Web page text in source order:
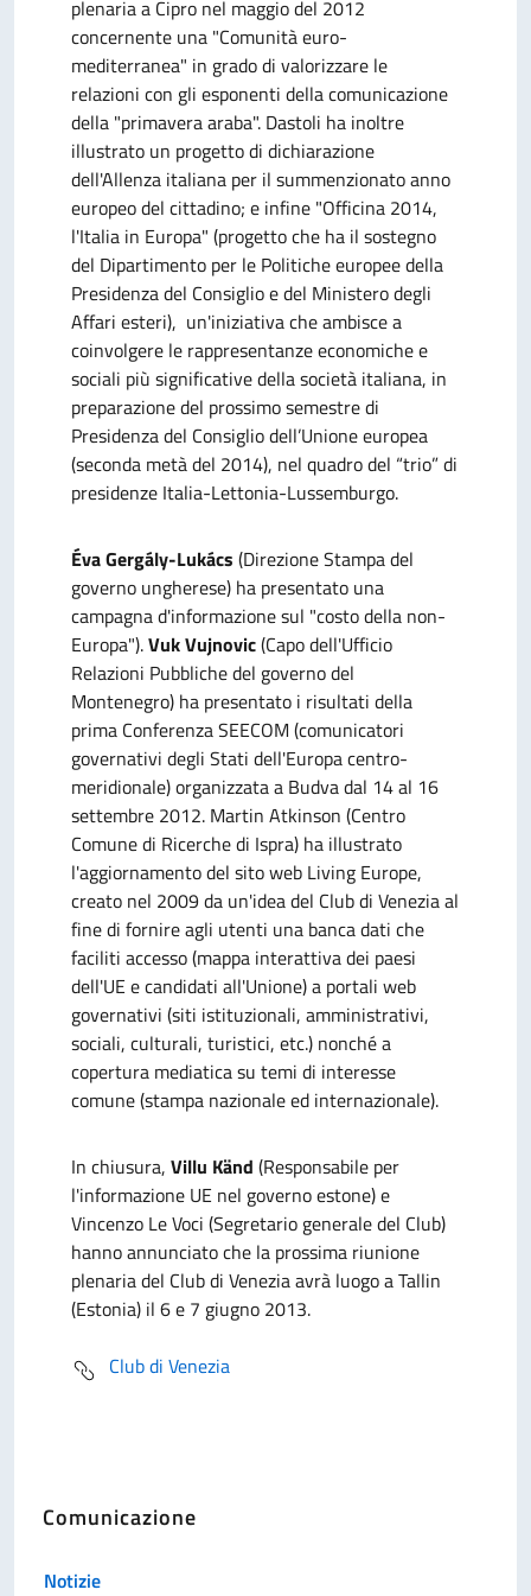
plenaria a Cipro nel maggio del 2012
concernente una "Comunità euro-
mediterranea" in grado di valorizzare le
relazioni con gli esponenti della comunicazione
della "primavera araba". Dastoli ha inoltre
illustrato un progetto di dichiarazione
dell'Allenza italiana per il summenzionato anno
europeo del cittadino; e infine "Officina 2014,
l'Italia in Europa" (progetto che ha il sostegno
del Dipartimento per le Politiche europee della
Presidenza del Consiglio e del Ministero degli
Affari esteri), un'iniziativa che ambisce a
coinvolgere le rappresentanze economiche e
sociali più significative della società italiana, in
preparazione del prossimo semestre di
Presidenza del Consiglio dell’Unione europea
(seconda metà del 2014), nel quadro del “trio” di
presidenze Italia-Lettonia-Lussemburgo.
Éva Gergály-Lukács (Direzione Stampa del
governo ungherese) ha presentato una
campagna d'informazione sul "costo della non-
Europa").Vuk Vujnovic(Capo dell'Ufficio
Relazioni Pubbliche del governo del
Montenegro) ha presentato i risultati della
prima Conferenza SEECOM (comunicatori
governativi degli Stati dell'Europa centro-
meridionale) organizzata a Budva dal 14 al 16
settembre 2012. Martin Atkinson (Centro
Comune di Ricerche di Ispra) ha illustrato
l'aggiornamento del sito web Living Europe,
creato nel 2009 da un'idea del Club di Venezia al
fine di fornire agli utenti una banca dati che
faciliti accesso (mappa interattiva dei paesi
dell'UE e candidati all'Unione) a portali web
governativi (siti istituzionali, amministrativi,
sociali, culturali, turistici, etc.) nonché a
copertura mediatica su temi di interesse
comune (stampa nazionale ed internazionale).
In chiusura, Villu Känd (Responsabile per
l'informazione UE nel governo estone) e
Vincenzo Le Voci (Segretario generale del Club)
hanno annunciato che la prossima riunione
plenaria del Club di Venezia avrà luogo a Tallin
(Estonia) il 6 e 7 giugno 2013.
Club di Venezia
Comunicazione
Notizie